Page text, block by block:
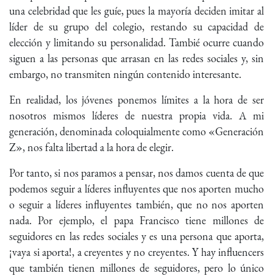
una celebridad que les guíe, pues la mayoría deciden imitar al
líder de su grupo del colegio, restando su capacidad de
elección y limitando su personalidad. Tambié ocurre cuando
siguen a las personas que arrasan en las redes sociales y, sin
embargo, no transmiten ningún contenido interesante.
En realidad, los jóvenes ponemos límites a la hora de ser
nosotros mismos líderes de nuestra propia vida. A mi
generación, denominada coloquialmente como «Generación
Z», nos falta libertad a la hora de elegir.
Por tanto, si nos paramos a pensar, nos damos cuenta de que
podemos seguir a líderes influyentes que nos aporten mucho
o seguir a líderes influyentes también, que no nos aporten
nada. Por ejemplo, el papa Francisco tiene millones de
seguidores en las redes sociales y es una persona que aporta,
¡vaya si aporta!, a creyentes y no creyentes. Y hay influencers
que también tienen millones de seguidores, pero lo único